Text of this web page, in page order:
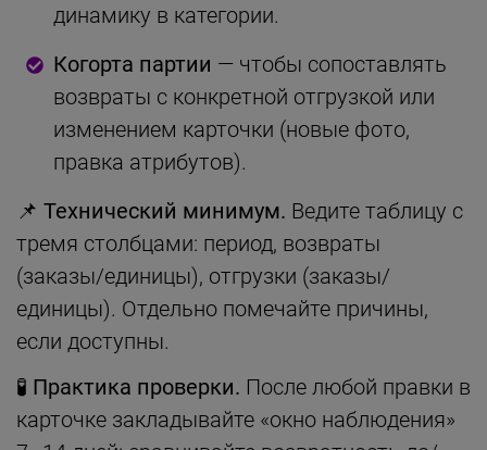
динамику в категории.
Когорта партии — чтобы сопоставлять
возвраты с конкретной отгрузкой или
изменением карточки (новые фото,
правка атрибутов).
📌 Технический минимум. Ведите таблицу с
тремя столбцами: период, возвраты
(заказы/единицы), отгрузки (заказы/
единицы). Отдельно помечайте причины,
если доступны.
🧪 Практика проверки. После любой правки в
карточке закладывайте «окно наблюдения»